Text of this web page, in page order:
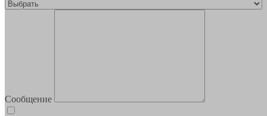
Сообщение